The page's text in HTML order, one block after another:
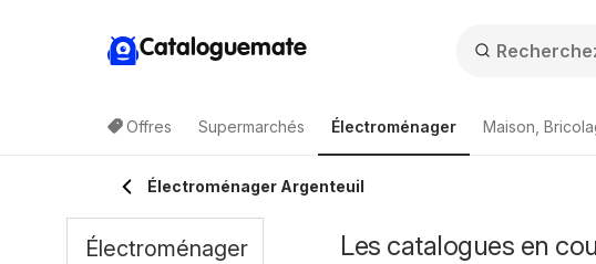
Cataloguemate
Offres Supermarchés Électroménager Maison,
Électroménager Argenteuil
Les catalogues en
Électroménager